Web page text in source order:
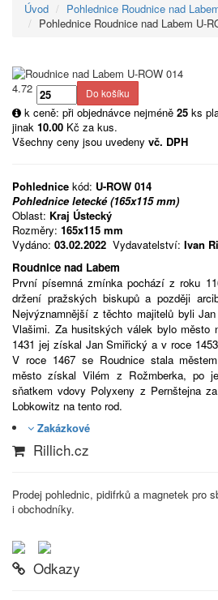
Úvod
Pohlednice Roudnice nad
Pohlednice Roudnice nad Labem U-
4.72
k ceně: při objednávce nejméně 25 ks
jinak 10.00 Kč za kus.
Všechny ceny jsou uvedeny vč. DPH
Pohlednice kód: U-ROW 014
Pohlednice letecké (165x115 mm)
Oblast: Kraj Ústecký
Rozměry: 165x115 mm
Vydáno: 03.02.2022 Vydavatelství: Ivan
Roudnice nad Labem
První písemná zmínka pochází z roku
držení pražských biskupů a později
Nejvýznamnější z těchto majitelů byli
Vlašimi. Za husitských válek bylo město
1431 jej získal Jan Smiřický a v roce
V roce 1467 se Roudnice stala
město získal Vilém z Rožmberka, po
sňatkem vdovy Polyxeny z Pernštejna
Lobkowitz na tento rod.
Zakázkové
Rillich.cz
Prodej pohlednic, pidifrků a magnetek pro
i obchodníky.
Odkazy